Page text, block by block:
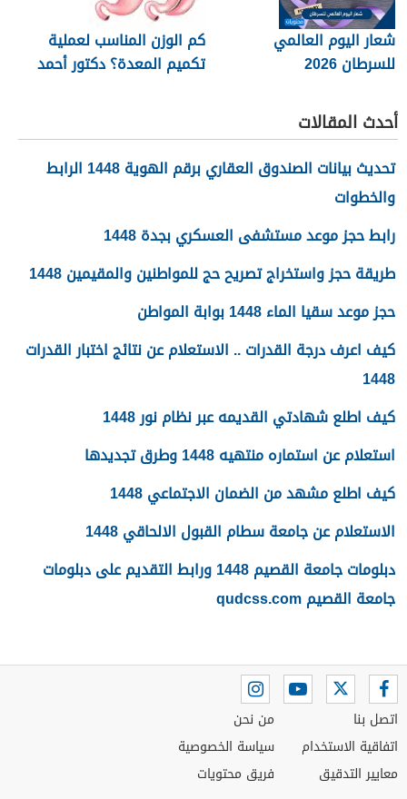
شعار اليوم العالمي
للسرطان 2026
كم الوزن المناسب لعملية
تكميم المعدة؟ دكتور أحمد
أحدث المقالات
تحديث بيانات الصندوق العقاري برقم الهوية 1448 الرابط
والخطوات
رابط حجز موعد مستشفى العسكري بجدة 1448
طريقة حجز واستخراج تصريح حج للمواطنين والمقيمين 1448
حجز موعد سقيا الماء 1448 بوابة المواطن
كيف اعرف درجة القدرات .. الاستعلام عن نتائج اختبار القدرات
1448
كيف اطلع شهادتي القديمه عبر نظام نور 1448
استعلام عن استماره منتهيه 1448 وطرق تجديدها
كيف اطلع مشهد من الضمان الاجتماعي 1448
الاستعلام عن جامعة سطام القبول الالحاقي 1448
دبلومات جامعة القصيم 1448 ورابط التقديم على دبلومات
جامعة القصيم qudcss.com
اتصل بنا
اتفاقية الاستخدام
معايير التدقيق
من نحن
سياسة الخصوصية
فريق محتويات